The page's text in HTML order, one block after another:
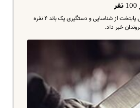
رئیس پایگاه سوم پلیس آگاهی پایتخت از شناسایی و دستگیری یک باند ۴ نفره
خبر داد.